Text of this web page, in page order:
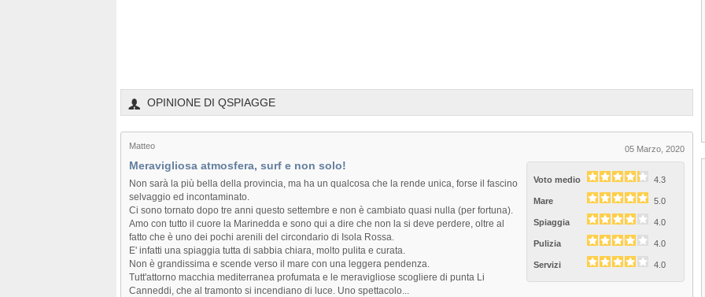
OPINIONE DI QSPIAGGE
05 Marzo, 2020
Matteo
Voto medio 4.3
Mare 5.0
Spiaggia 4.0
Pulizia 4.0
Servizi 4.0
Meravigliosa atmosfera, surf e non solo!
Non sarà la più bella della provincia, ma ha un qualcosa che la rende unica, forse il fascino
selvaggio ed incontaminato.
Ci sono tornato dopo tre anni questo settembre e non è cambiato quasi nulla (per fortuna).
Amo con tutto il cuore la Marinedda e sono qui a dire che non la si deve perdere, oltre al
fatto che è uno dei pochi arenili del circondario di Isola Rossa.
E' infatti una spiaggia tutta di sabbia chiara, molto pulita e curata.
Non è grandissima e scende verso il mare con una leggera pendenza.
Tutt'attorno macchia mediterranea profumata e le meravigliose scogliere di punta Li
Canneddi, che al tramonto si incendiano di luce. Uno spettacolo...
Cala Li Cossi di Trinità D'Agultu
Cala Li Cossi di Trinità D'Agultu è nota